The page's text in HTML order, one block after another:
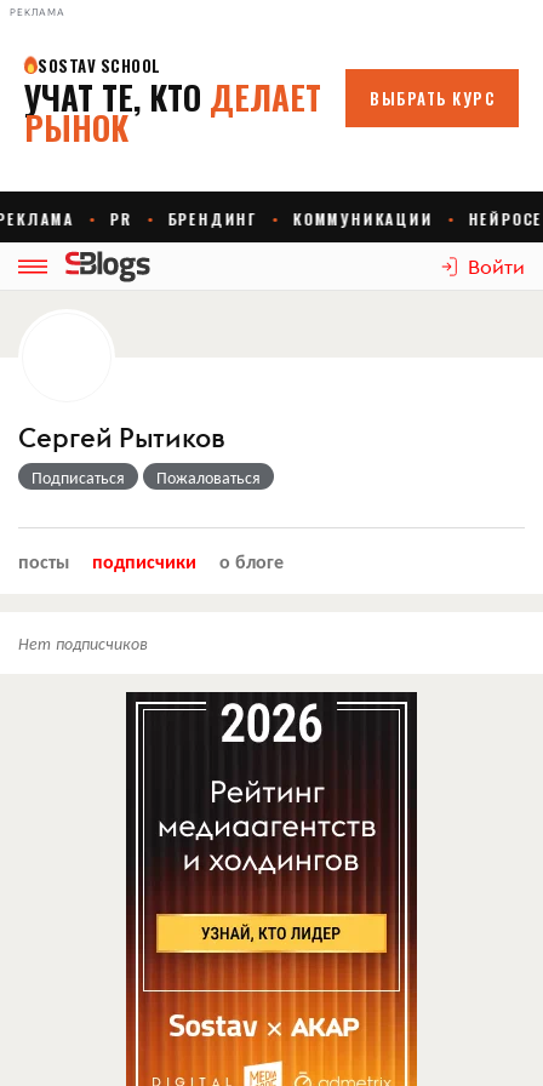
РЕКЛАМА
Войти
Сергей Рытиков
Подписаться Пожаловаться
посты подписчики о блоге
Нет подписчиков